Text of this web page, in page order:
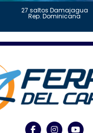
27 saltos Damajagua
Rep. Dominicana